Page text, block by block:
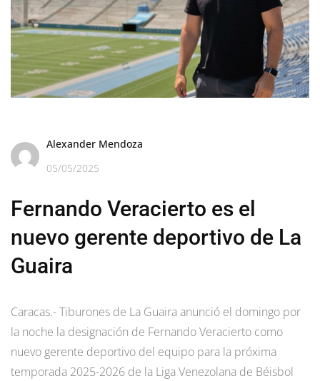
Alexander Mendoza
05/05/2025
Fernando Veracierto es el
nuevo gerente deportivo de La
Guaira
Caracas.- Tiburones de La Guaira anunció el domingo por
la noche la designación de Fernando Veracierto como
nuevo gerente deportivo del equipo para la próxima
temporada 2025-2026 de la Liga Venezolana de Béisbol